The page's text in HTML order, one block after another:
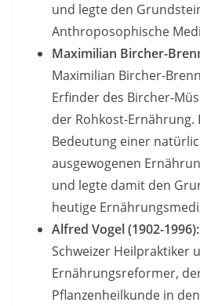
und legte den
Anthroposophische
Maximilian Bircher-
Maximilian Bircher-
Erfinder des Bircher-
der Rohkost-Ernährung.
Bedeutung einer
ausgewogenen
und legte damit den
heutige
Alfred Vogel (1902-1996):
Schweizer Heilpraktiker
Ernährungsreformer,
Pflanzenheilkunde in